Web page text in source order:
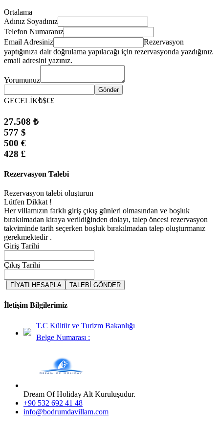
Ortalama
Adınız Soyadınız
Telefon Numaranız
Email Adresiniz
Rezervasyon
yaptığınıza dair doğrulama yapılacağı için rezervasyonda yazdığınız
email adresini yazınız.
Yorumunuz
Gönder
GECELİK₺$€£
27.508 ₺
577 $
500 €
428 £
Rezervasyon Talebi
Rezervasyon talebi oluşturun
Lütfen Dikkat !
Her villamızın farklı giriş çıkış günleri olmasından ve boşluk
bırakılmadan kiraya verildiğinden dolayı, talep öncesi rezervasyon
takviminde tarih seçerken boşluk bırakılmadan talep oluşturmanız
gerekmektedir .
Giriş Tarihi
Çıkış Tarihi
FİYATI HESAPLA TALEBİ GÖNDER
İletişim Bilgilerimiz
T.C Kültür ve Turizm Bakanlığı
Belge Numarası :
Dream Of Holiday Alt Kuruluşudur.
+90 532 692 41 48
info@bodrumdavillam.com